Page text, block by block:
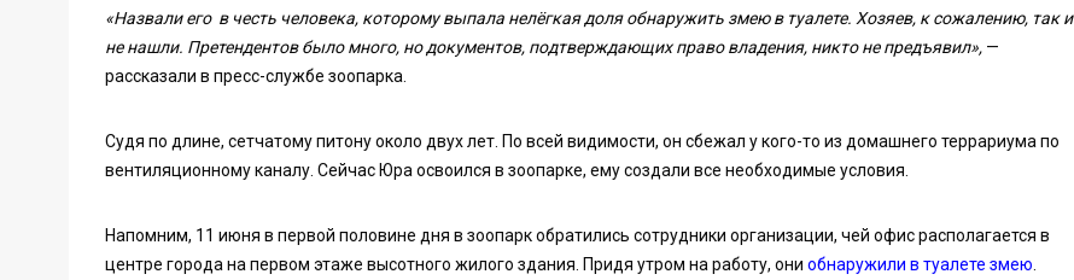
«Назвали его в честь человека, которому выпала нелёгкая доля обнаружить змею в туалете. Хозяев, к сожалению, так и
не нашли. Претендентов было много, но документов, подтверждающих право владения, никто не предъявил», —
рассказали в пресс-службе зоопарка.
Судя по длине, сетчатому питону около двух лет. По всей видимости, он сбежал у кого-то из домашнего террариума по
вентиляционному каналу. Сейчас Юра освоился в зоопарке, ему создали все необходимые условия.
Напомним, 11 июня в первой половине дня в зоопарк обратились сотрудники организации, чей офис располагается в
центре города на первом этаже высотного жилого здания. Придя утром на работу, они обнаружили в туалете змею